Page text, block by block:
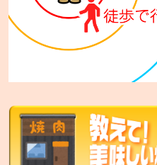
札幌市東区北12条7
七輪焼肉 安安 比屋
沖縄市比屋根6-36-7
七輪焼肉 安安 中城店
中頭郡中城村字南上